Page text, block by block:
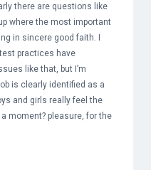
there are questions like
where the most important
in sincere good faith. I
practices have
like that, but I’m
is clearly identified as a
and girls really feel the
moment? pleasure, for the